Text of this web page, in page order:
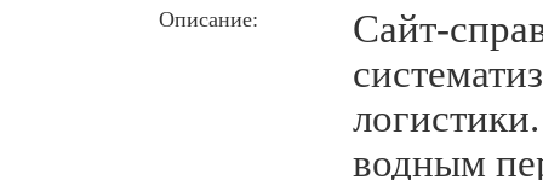
Описание:
Сайт-
водным